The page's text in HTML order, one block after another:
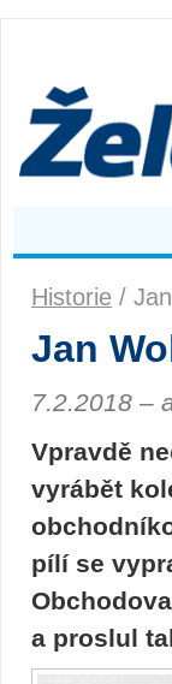
Historie /
Jan
7.2.2018 –
Vpravdě
vyrábět
pílí se
a proslul